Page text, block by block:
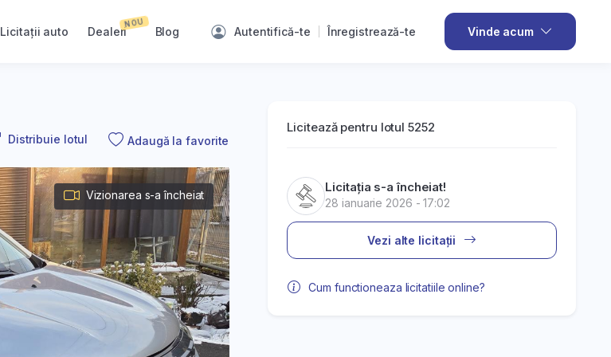
Licitații auto Dealeri
NOU
Blog Autentifică-te Înregistrează-te Vinde acum
Distribuie lotul Adaugă la favorite
Vizionarea s-a încheiat
Licitează pentru lotul 5252
Licitația s-a încheiat!
28 ianuarie 2026 - 17:02
Vezi alte licitații
Cum functioneaza licitatiile online?